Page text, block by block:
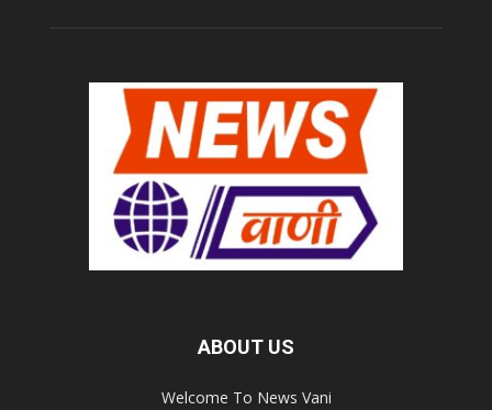
ABOUT US
Welcome To News Vani